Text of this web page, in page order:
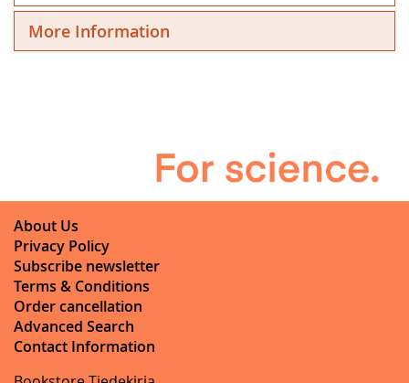
More Information
About Us
Privacy Policy
Subscribe newsletter
Terms & Conditions
Order cancellation
Advanced Search
Contact Information